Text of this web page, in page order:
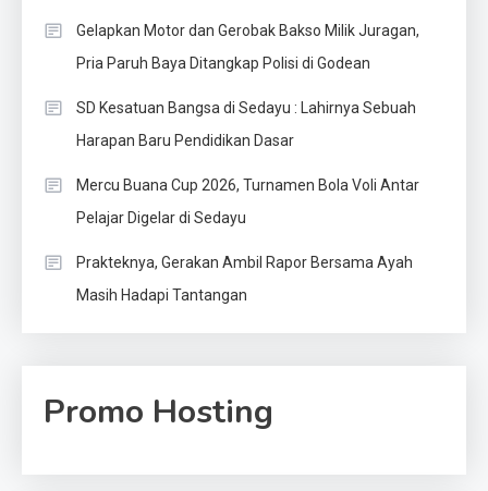
Gelapkan Motor dan Gerobak Bakso Milik Juragan,
Pria Paruh Baya Ditangkap Polisi di Godean
SD Kesatuan Bangsa di Sedayu : Lahirnya Sebuah
Harapan Baru Pendidikan Dasar
Mercu Buana Cup 2026, Turnamen Bola Voli Antar
Pelajar Digelar di Sedayu
Prakteknya, Gerakan Ambil Rapor Bersama Ayah
Masih Hadapi Tantangan
Promo Hosting